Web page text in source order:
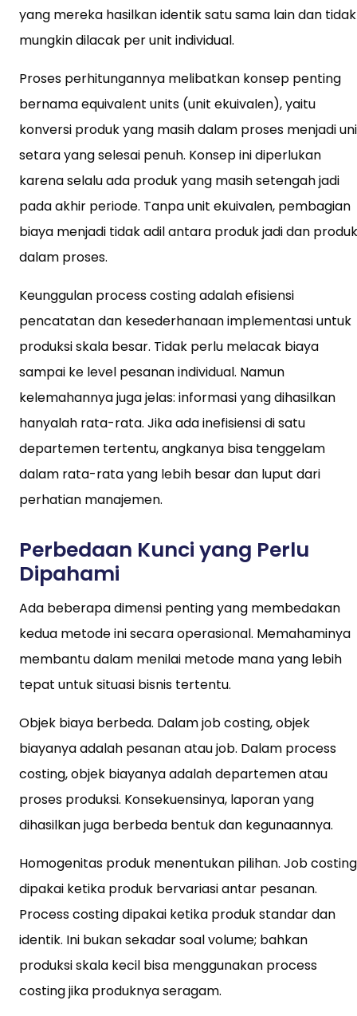
yang mereka hasilkan identik satu sama lain dan tidak
mungkin dilacak per unit individual.
Proses perhitungannya melibatkan konsep penting
bernama equivalent units (unit ekuivalen), yaitu
konversi produk yang masih dalam proses menjadi
setara yang selesai penuh. Konsep ini diperlukan
karena selalu ada produk yang masih setengah jadi
pada akhir periode. Tanpa unit ekuivalen, pembagian
biaya menjadi tidak adil antara produk jadi dan produk
dalam proses.
Keunggulan process costing adalah efisiensi
pencatatan dan kesederhanaan implementasi untuk
produksi skala besar. Tidak perlu melacak biaya
sampai ke level pesanan individual. Namun
kelemahannya juga jelas: informasi yang dihasilkan
hanyalah rata-rata. Jika ada inefisiensi di satu
departemen tertentu, angkanya bisa tenggelam
dalam rata-rata yang lebih besar dan luput dari
perhatian manajemen.
Perbedaan Kunci yang Perlu
Dipahami
Ada beberapa dimensi penting yang membedakan
kedua metode ini secara operasional. Memahaminya
membantu dalam menilai metode mana yang lebih
tepat untuk situasi bisnis tertentu.
Objek biaya berbeda. Dalam job costing, objek
biayanya adalah pesanan atau job. Dalam process
costing, objek biayanya adalah departemen atau
proses produksi. Konsekuensinya, laporan yang
dihasilkan juga berbeda bentuk dan kegunaannya.
Homogenitas produk menentukan pilihan. Job costing
dipakai ketika produk bervariasi antar pesanan.
Process costing dipakai ketika produk standar dan
identik. Ini bukan sekadar soal volume; bahkan
produksi skala kecil bisa menggunakan process
costing jika produknya seragam.